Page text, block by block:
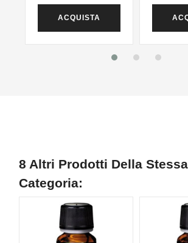
ACQUISTA
8 Altri Prodotti Della Stessa
Categoria: